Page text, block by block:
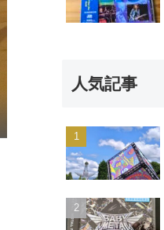
人気記事